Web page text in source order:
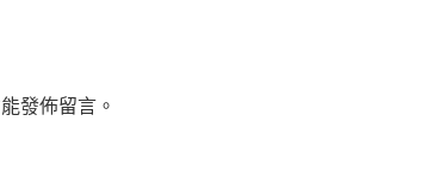
發佈留言。